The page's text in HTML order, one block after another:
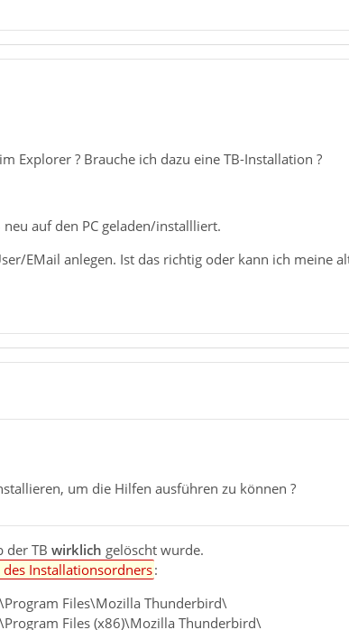
Explorer ? Brauche ich dazu eine TB-Installation ?
auf den PC geladen/installliert.
EMail anlegen. Ist das richtig oder kann ich meine
um die Hilfen ausführen zu können ?
der TB wirklich gelöscht wurde.
Installationsordners:
Files\Mozilla Thunderbird\
Files (x86)\Mozilla Thunderbird\